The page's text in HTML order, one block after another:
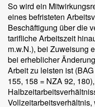
So wird ein
eines befristeten
Beschäftigung über die
tarifliche Arbeitszeit
m.w.N.), bei Zuweisung
bei erheblicher
Arbeit zu leisten ist
155, 158 = NZA 92,